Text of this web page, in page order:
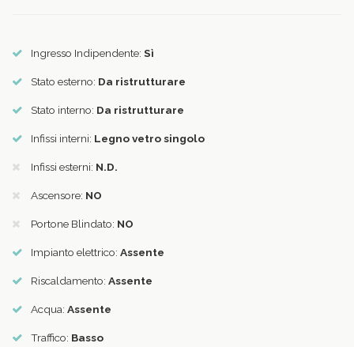
Ingresso Indipendente: Sì
Stato esterno: Da ristrutturare
Stato interno: Da ristrutturare
Infissi interni: Legno vetro singolo
Infissi esterni: N.D.
Ascensore: NO
Portone Blindato: NO
Impianto elettrico: Assente
Riscaldamento: Assente
Acqua: Assente
Traffico: Basso